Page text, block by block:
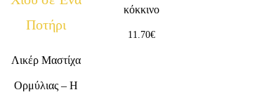
Λικέρ Μαστίχα
Ορμύλιας – Η
κόκκινο
11.70€